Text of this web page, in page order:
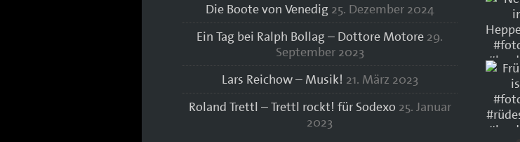
Die Boote von Venedig 25. Dezember 2024
Ein Tag bei Ralph Bollag – Dottore Motore 29.
September 2023
Lars Reichow – Musik! 21. März 2023
Roland Trettl – Trettl rockt! für Sodexo 25. Januar
2023